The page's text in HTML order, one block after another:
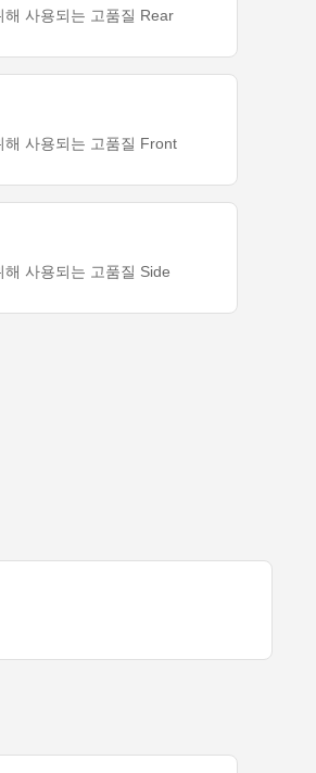
사용되는 고품질 Rear
해 사용되는 고품질 Front
사용되는 고품질 Side